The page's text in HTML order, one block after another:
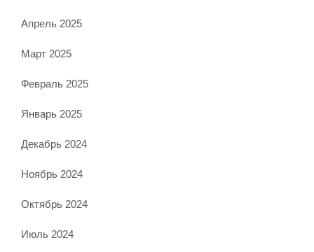
Апрель 2025
Март 2025
Февраль 2025
Январь 2025
Декабрь 2024
Ноябрь 2024
Октябрь 2024
Июль 2024